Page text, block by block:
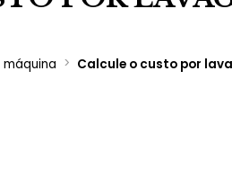
Calcule o custo por